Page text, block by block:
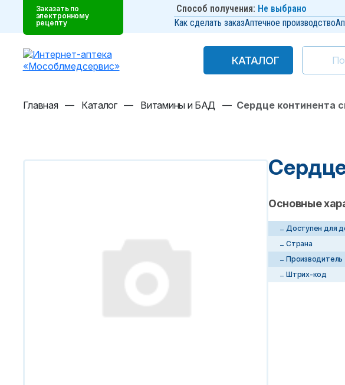
Заказать по
электронному
рецепту
Способ получения: Не выбрано
Как сделать заказАптечное производство
КАТАЛОГ
КАТАЛОГ
Главная — Каталог — Витамины и БАД — Сердце континента
Основные
Доступен для
Страна
Производитель
Штрих-код